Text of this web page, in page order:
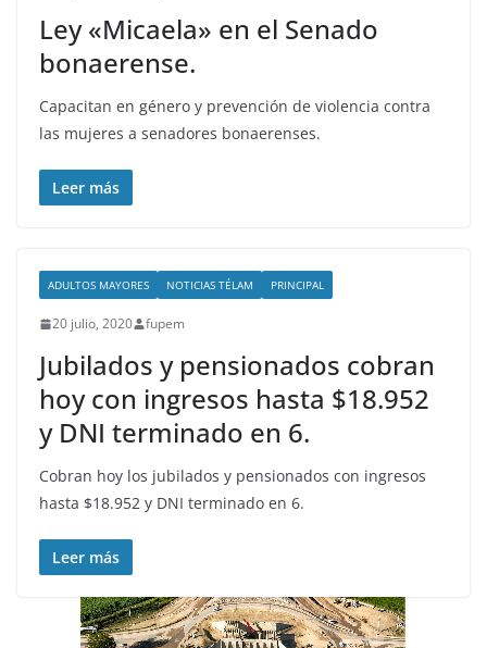
Ley «Micaela» en el Senado
bonaerense.
Capacitan en género y prevención de violencia contra
las mujeres a senadores bonaerenses.
Leer más
ADULTOS MAYORES NOTICIAS TÉLAM PRINCIPAL
20 julio, 2020 fupem
Jubilados y pensionados cobran
hoy con ingresos hasta $18.952
y DNI terminado en 6.
Cobran hoy los jubilados y pensionados con ingresos
hasta $18.952 y DNI terminado en 6.
Leer más